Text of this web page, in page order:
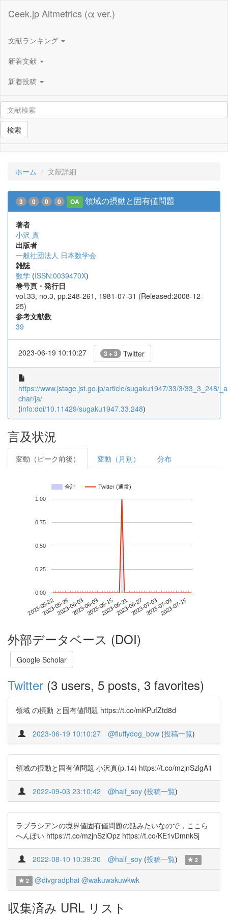
Ceek.jp Altmetrics (α ver.)
文献ランキング
新着文献
新着投稿
検索
ホーム 文献詳細
3 0 0 0 OA 領域の摂動と固有値問題
著者
小沢 真
出版者
一般社団法人 日本数学会
雑誌
数学 (ISSN:0039470X)
巻号頁・発行日
vol.33, no.3, pp.248-261, 1981-07-31 (Released:2008-12-
25)
参考文献数
39
2023-06-19 10:10:27 3 + 3 Twitter
https://www.jstage.jst.go.jp/article/sugaku1947/33/3/33_3_248/
char/ja/
(info:doi/10.11429/sugaku1947.33.248)
言及状況
変動（ピーク前後） 変動（月別） 分布
合計 Twitter (通常)
2023-05-222023-05-282023-06-032023-06-092023-06-152023-06-212023-06-272023-07-032023-07-092023-07-15
0.00
0.25
0.50
0.75
1.00
外部データベース (DOI)
Google Scholar
Twitter (3 users, 5 posts, 3 favorites)
領域 の摂動 と固有値問題 https://t.co/mKPufZtd8d
2023-06-19 10:10:27 @fluffydog_bow (投稿一覧)
領域の摂動と固有値問題 小沢真(p.14) https://t.co/mzjnSzlgA1
2022-09-03 23:10:42 @half_soy (投稿一覧)
ラプラシアンの境界値固有値問題の話みたいなので，ここら
へんぽい https://t.co/mzjnSzlOpz https://t.co/KE1vDmnkSj
2022-08-10 10:39:30 @half_soy (投稿一覧) 2
2 @divgradphai @wakuwakuwkwk
収集済み URL リスト